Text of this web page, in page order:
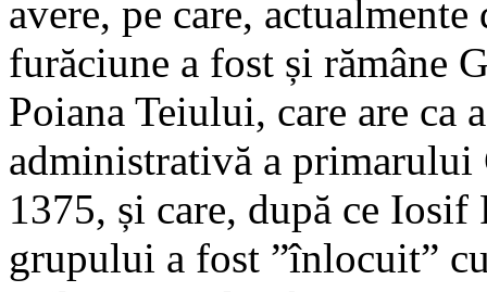
avere, pe care,
furăciune a fost și rămâne
Poiana Teiului, care are ca
administrativă a primarului
1375, și care, după ce Iosif
grupului a fost ”înlocuit”